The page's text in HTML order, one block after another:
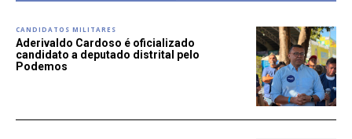
CANDIDATOS MILITARES
Aderivaldo Cardoso é oficializado
candidato a deputado distrital pelo
Podemos